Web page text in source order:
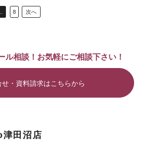
8 次へ
ル相談！お気軽にご相談下さい！
せ・資料請求はこちらから
田沼店